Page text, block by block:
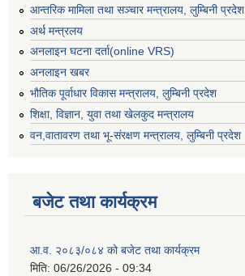
आन्तरिक मामिला तथा सञ्चार मन्त्रालय, लुम्बिनी प्रदेश
अर्थ मन्त्रलय
अनलाइन घटना दर्ता(online VRS)
अनलाइन खबर
भौतिक पूर्वाधार विकास मन्त्रालय, लुम्बिनी प्रदेश
शिक्षा, विज्ञान, युवा तथा खेलकुद मन्‍‍त्रालय
वन,वातावरण तथा भू-संरक्षण मन्त्रालय, लुम्बिनी प्रदेश
बजेट तथा कार्यक्रम
आ.व. २०८३/०८४ को बजेट तथा कार्यक्रम
मिति: 06/26/2026 - 09:34